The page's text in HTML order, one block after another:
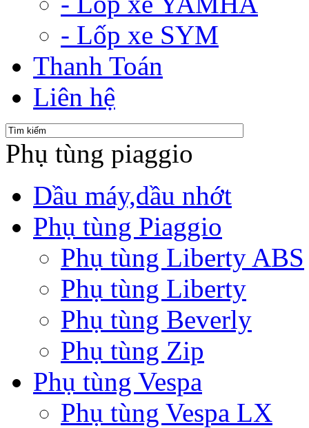
- Lốp xe SYM
Thanh Toán
Liên hệ
Phụ tùng piaggio
Dầu máy,dầu nhớt
Phụ tùng Piaggio
Phụ tùng Liberty ABS
Phụ tùng Liberty
Phụ tùng Beverly
Phụ tùng Zip
Phụ tùng Vespa
Phụ tùng Vespa LX